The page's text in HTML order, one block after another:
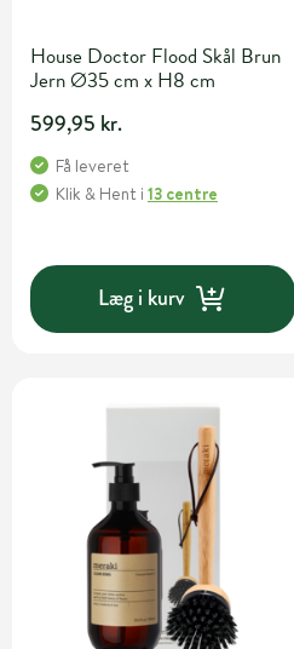
House Doctor Flood Skål Brun
Jern Ø35 cm x H8 cm
599,95 kr.
Få leveret
Klik & Hent i 13 centre
Læg i kurv